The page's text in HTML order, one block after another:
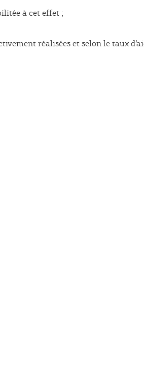
à cet effet ;
réalisées et selon le taux